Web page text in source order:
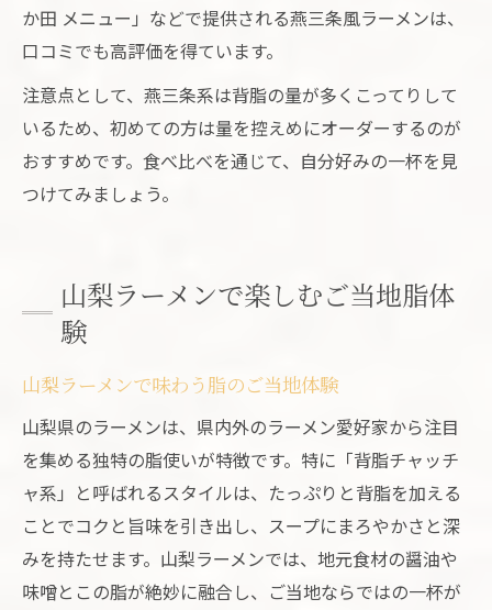
か田 メニュー」などで提供される燕三条風ラーメンは、
口コミでも高評価を得ています。
注意点として、燕三条系は背脂の量が多くこってりして
いるため、初めての方は量を控えめにオーダーするのが
おすすめです。食べ比べを通じて、自分好みの一杯を見
つけてみましょう。
山梨ラーメンで楽しむご当地脂体
験
山梨ラーメンで味わう脂のご当地体験
山梨県のラーメンは、県内外のラーメン愛好家から注目
を集める独特の脂使いが特徴です。特に「背脂チャッチ
ャ系」と呼ばれるスタイルは、たっぷりと背脂を加える
ことでコクと旨味を引き出し、スープにまろやかさと深
みを持たせます。山梨ラーメンでは、地元食材の醤油や
味噌とこの脂が絶妙に融合し、ご当地ならではの一杯が